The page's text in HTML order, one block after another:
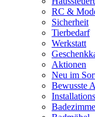
RC &
Sicherheit
Tierbedarf
Werkstatt
Aktionen
Neu im
Bewusste